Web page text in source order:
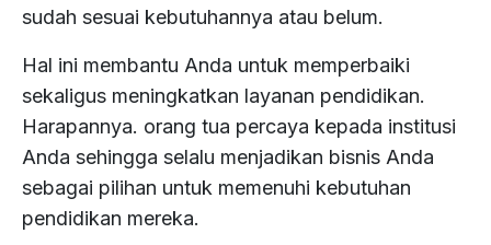
sudah sesuai kebutuhannya atau belum.
Hal ini membantu Anda untuk memperbaiki
sekaligus meningkatkan layanan pendidikan.
Harapannya. orang tua percaya kepada institusi
Anda sehingga selalu menjadikan bisnis Anda
sebagai pilihan untuk memenuhi kebutuhan
pendidikan mereka.